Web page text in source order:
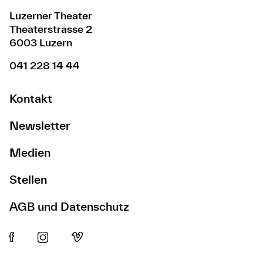
Luzerner Theater
Theaterstrasse 2
6003 Luzern
041 228 14 44
Kontakt
Newsletter
Medien
Stellen
AGB und Datenschutz